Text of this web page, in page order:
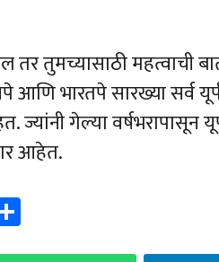
तर तुमच्यासाठी महत्वाची
आणि भारतपे सारख्या सर्व
गेल्या वर्षभरापासून
आहेत.